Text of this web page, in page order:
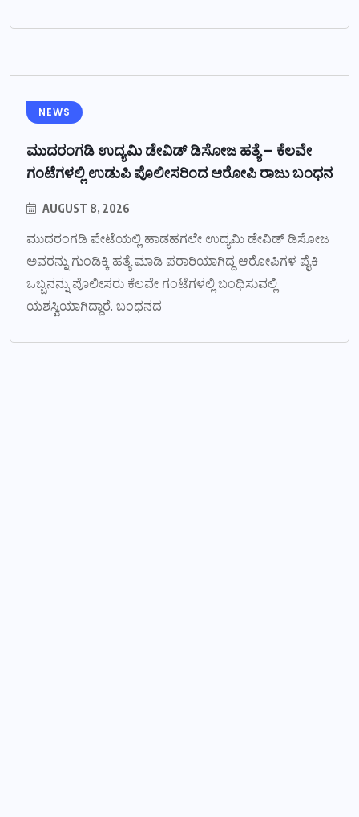
NEWS
ಮುದರಂಗಡಿ ಉದ್ಯಮಿ ಡೇವಿಡ್ ಡಿಸೋಜ ಹತ್ಯೆ – ಕೆಲವೇ
ಗಂಟೆಗಳಲ್ಲಿ ಉಡುಪಿ ಪೊಲೀಸರಿಂದ ಆರೋಪಿ ರಾಜು ಬಂಧನ
AUGUST 8, 2026
ಮುದರಂಗಡಿ ಪೇಟೆಯಲ್ಲಿ ಹಾಡಹಗಲೇ ಉದ್ಯಮಿ ಡೇವಿಡ್ ಡಿಸೋಜ
ಅವರನ್ನು ಗುಂಡಿಕ್ಕಿ ಹತ್ಯೆ ಮಾಡಿ ಪರಾರಿಯಾಗಿದ್ದ ಆರೋಪಿಗಳ ಪೈಕಿ
ಒಬ್ಬನನ್ನು ಪೊಲೀಸರು ಕೆಲವೇ ಗಂಟೆಗಳಲ್ಲಿ ಬಂಧಿಸುವಲ್ಲಿ
ಯಶಸ್ವಿಯಾಗಿದ್ದಾರೆ. ಬಂಧನದ